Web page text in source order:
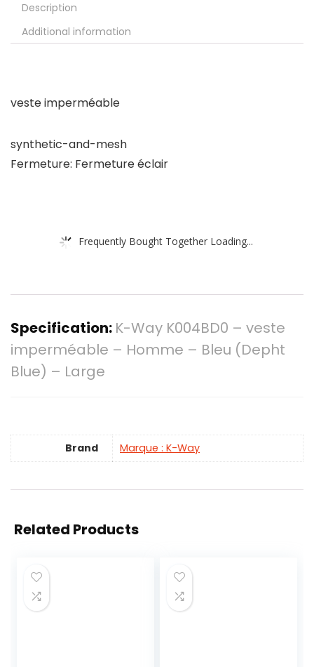
Description
Additional information
veste imperméable
synthetic-and-mesh
Fermeture: Fermeture éclair
Frequently Bought Together Loading...
Specification: K-Way K004BD0 – veste
imperméable – Homme – Bleu (Depht
Blue) – Large
Brand Marque : K-Way
Related Products